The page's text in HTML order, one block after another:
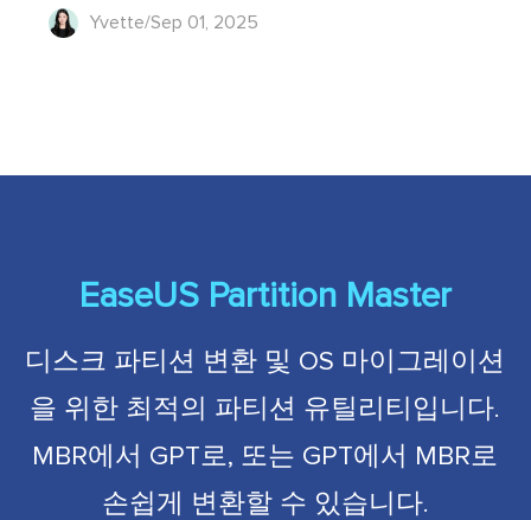
Yvette/Sep 01, 2025
EaseUS Partition Master
디스크 파티션 변환 및 OS 마이그레이션
을 위한 최적의 파티션 유틸리티입니다.
MBR에서 GPT로, 또는 GPT에서 MBR로
손쉽게 변환할 수 있습니다.